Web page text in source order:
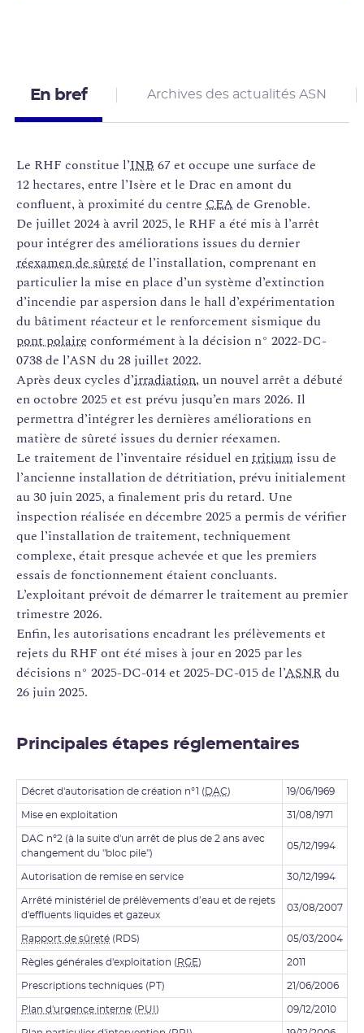
En bref Archives des actualités ASN
Le RHF constitue l’INB 67 et occupe une surface de
12 hectares, entre l’Isère et le Drac en amont du
confluent, à proximité du centre CEAde Grenoble.
De juillet 2024 à avril 2025, le RHF a été mis à l’arrêt
pour intégrer des améliorations issues du dernier
réexamen de sûreté de l’installation, comprenant en
particulier la mise en place d’un système d’extinction
d’incendie par aspersion dans le hall d’expérimentation
du bâtiment réacteur et le renforcement sismique du
pont polaire conformément à la décision n° 2022-DC-
0738 de l’ASN du 28 juillet 2022.
Après deux cycles d’irradiation, un nouvel arrêt a débuté
en octobre 2025 et est prévu jusqu’en mars 2026. Il
permettra d’intégrer les dernières améliorations en
matière de sûreté issues du dernier réexamen.
Le traitement de l’inventaire résiduel entritium issu de
l’ancienne installation de détritiation, prévu initialement
au 30 juin 2025, a finalement pris du retard. Une
inspection réalisée en décembre 2025 a permis de vérifier
que l’installation de traitement, techniquement
complexe, était presque achevée et que les premiers
essais de fonctionnement étaient concluants.
L’exploitant prévoit de démarrer le traitement au premier
trimestre 2026.
Enfin, les autorisations encadrant les prélèvements et
rejets du RHF ont été mises à jour en 2025 par les
décisions n° 2025-DC-014 et 2025-DC-015 de l’ASNRdu
26 juin 2025.
Principales étapes réglementaires
Décret d'autorisation de création n°1 (DAC) 19/06/1969
Mise en exploitation 31/08/1971
DAC n°2 (à la suite d'un arrêt de plus de 2 ans avec
changement du "bloc pile")
05/12/1994
Autorisation de remise en service 30/12/1994
Arrêté ministériel de prélèvements d’eau et de rejets
d'effluents liquides et gazeux
03/08/2007
Rapport de sûreté (RDS) 05/03/2004
Règles générales d'exploitation (RGE) 2011
Prescriptions techniques (PT) 21/06/2006
Plan d'urgence interne (PUI ) 09/12/2010